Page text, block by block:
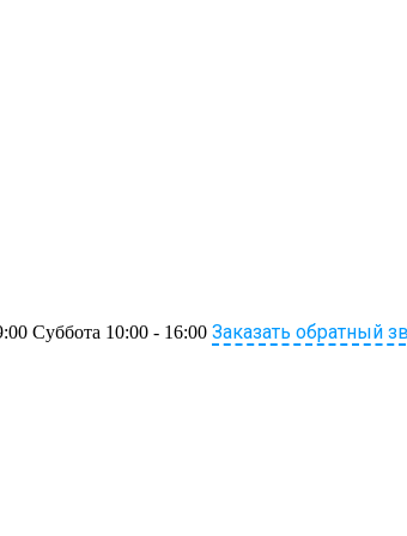
Суббота 10:00 - 16:00 Заказать обратный